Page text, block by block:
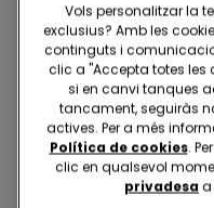
Vols personalitzar la
exclusius? Amb les
continguts i
clic a "Accepta totes les
si en canvi tanques
tancament, seguiràs
actives. Per a més
Política de cookies.
clic en qualsevol
privadesa